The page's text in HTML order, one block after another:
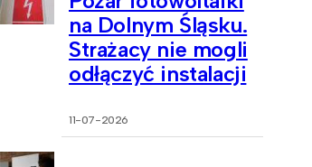
na Dolnym Śląsku.
Strażacy nie mogli
odłączyć instalacji
11-07-2026